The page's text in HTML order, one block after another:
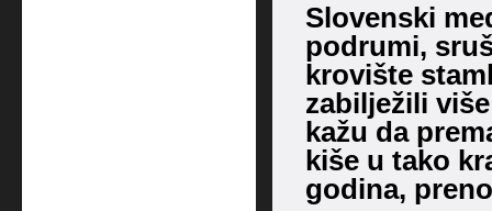
Slovenski
podrumi,
krovište
zabilježili
kažu da
kiše u tako
godina,